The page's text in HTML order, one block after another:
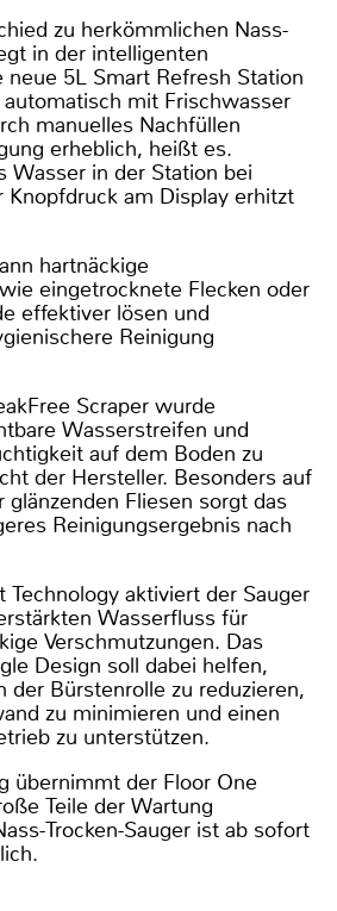
zu herkömmlichen Nass-
in der intelligenten
5L Smart Refresh Station
mit Frischwasser
manuelles Nachfüllen
erheblich, heißt es.
Wasser in der Station bei
Knopfdruck am Display erhitzt
hartnäckige
eingetrocknete Flecken oder
effektiver lösen und
Reinigung
Scraper wurde
Wasserstreifen und
auf dem Boden zu
der Hersteller. Besonders auf
glänzenden Fliesen sorgt das
Reinigungsergebnis nach
aktiviert der Sauger
Wasserfluss für
Verschmutzungen. Das
Design soll dabei helfen,
der Bürstenrolle zu reduzieren,
zu minimieren und einen
zu unterstützen.
übernimmt der Floor One
Teile der Wartung
Trocken-Sauger ist ab sofort